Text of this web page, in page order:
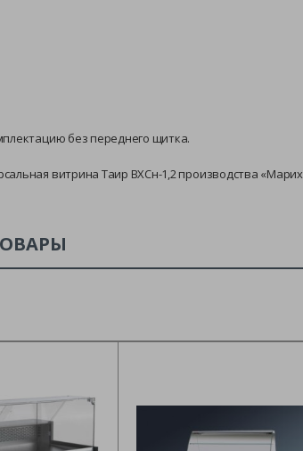
без переднего щитка.
витрина Таир ВХСн-1,2 производства